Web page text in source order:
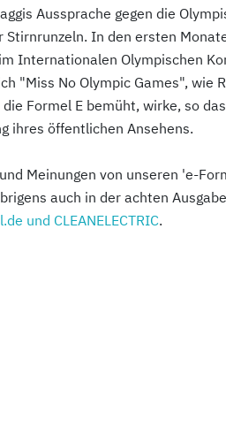
Aussprache gegen die
Stirnrunzeln. In den ersten
Internationalen Olympischen
"Miss No Olympic Games", wie
Formel E bemüht, wirke, so
ihres öffentlichen Ansehens.
Meinungen von unseren 'e-
auch in der achten
und CLEANELECTRIC.